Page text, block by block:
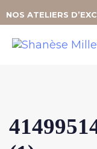
NOS ATELIERS